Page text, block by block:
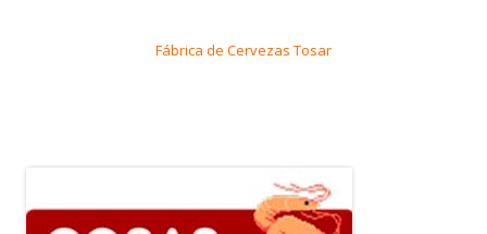
Fábrica de Cervezas Tosar